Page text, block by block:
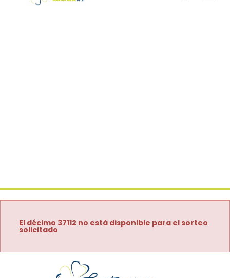
El décimo 37112 no está disponible para el sorteo
solicitado